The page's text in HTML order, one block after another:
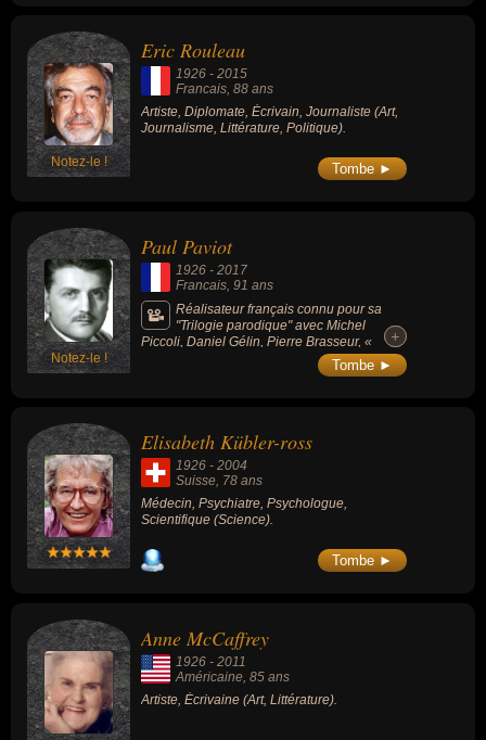
musique arabe traditionnelle du Moyen-
Orient avec un langage poétique
typiquement oranais).
Notez-le !
Eric Rouleau
1926 - 2015
Francais, 88 ans
Artiste, Diplomate, Écrivain, Journaliste (Art,
Journalisme, Littérature, Politique).
Tombe ►
Notez-le !
Paul Paviot
1926 - 2017
Francais , 91 ans
Réalisateur français connu pour sa
"Trilogie parodique" avec Michel
Piccoli, Daniel Gélin, Pierre Brasseur, «
Saint-Tropez devoir de vacances » (1952)
(scénario coécrit avec Boris Vian), 2 films
Django Reinhardt » (1957).
+
+
Tombe ►
Elisabeth Kübler-ross
1926 - 2004
Suisse, 78 ans
Médecin, Psychiatre, Psychologue,
Scientifique (Science).
Tombe ►
Anne McCaffrey
1926 - 2011
Américaine , 85 ans
Artiste, Écrivaine (Art, Littérature).